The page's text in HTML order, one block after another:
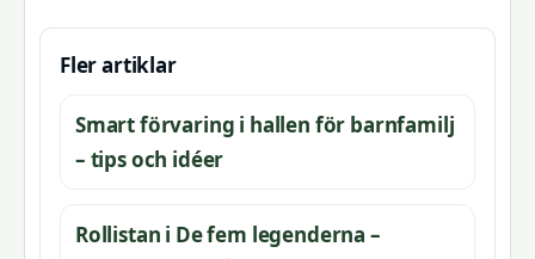
Fler artiklar
Smart förvaring i hallen för barnfamilj
– tips och idéer
Rollistan i De fem legenderna –